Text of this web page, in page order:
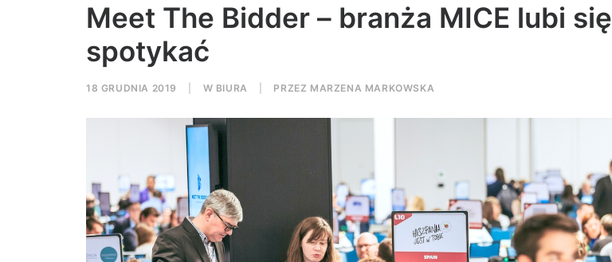
Meet The Bidder – branża MICE lubi się
spotykać
18 GRUDNIA 2019 W BIURA PRZEZ MARZENA MARKOWSKA